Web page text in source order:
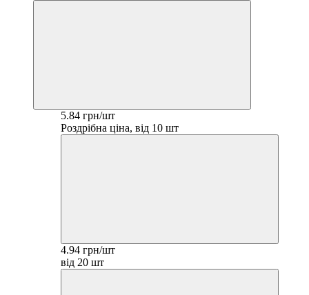
5.84 грн/шт
Роздрібна ціна, від 10 шт
4.94 грн/шт
від 20 шт